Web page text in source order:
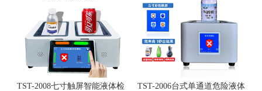
TST-2008七寸触屏智能液体检
TST-2006台式单通道危险液体